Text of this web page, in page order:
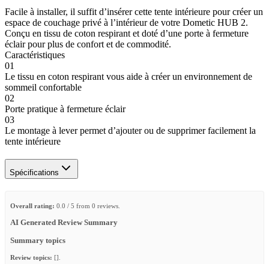
Facile à installer, il suffit d’insérer cette tente intérieure pour créer un
espace de couchage privé à l’intérieur de votre Dometic HUB 2.
Conçu en tissu de coton respirant et doté d’une porte à fermeture
éclair pour plus de confort et de commodité.
Caractéristiques
01
Le tissu en coton respirant vous aide à créer un environnement de
sommeil confortable
02
Porte pratique à fermeture éclair
03
Le montage à lever permet d’ajouter ou de supprimer facilement la
tente intérieure
Spécifications
Overall rating: 0.0 / 5 from 0 reviews.
AI Generated Review Summary
Summary topics
Review topics: [].